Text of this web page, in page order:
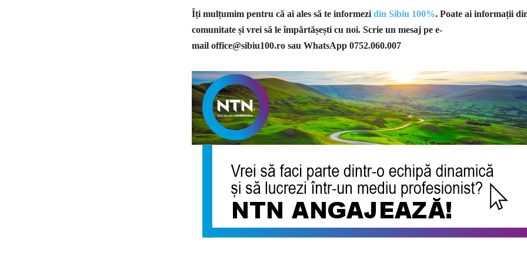
Îți mulțumim pentru că ai ales să te informezi din Sibiu 100%. Poate ai informații
comunitate și vrei să le împărtășești cu noi. Scrie un mesaj pe e-
mail office@sibiu100.ro sau WhatsApp 0752.060.007